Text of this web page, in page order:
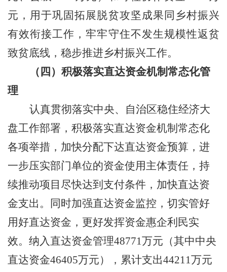
元，用于巩固拓展脱贫攻坚成果同乡村振兴
有效衔接工作，牢牢守住不发生规模性返贫
致贫底线 ，稳步推进乡村振兴工作。
（四）积极落实直达资金机制常态化管
理
认真贯彻落实中央、自治区稳住经济大
盘工作部署，积极落实直达资金机制常态化
各项举措，加快分配下达直达资金预算，进
一步压实部门单位的资金使用主体责任，持
续推动项目尽快达到支付条件，加快直达资
金支出。同时加强直达资金监控，切实管好
用好直达资金，更好发挥资金惠企利民实
效。 纳入直达资金管理48771万元（其中中央
直达资金46405万元），累计支出44211万元